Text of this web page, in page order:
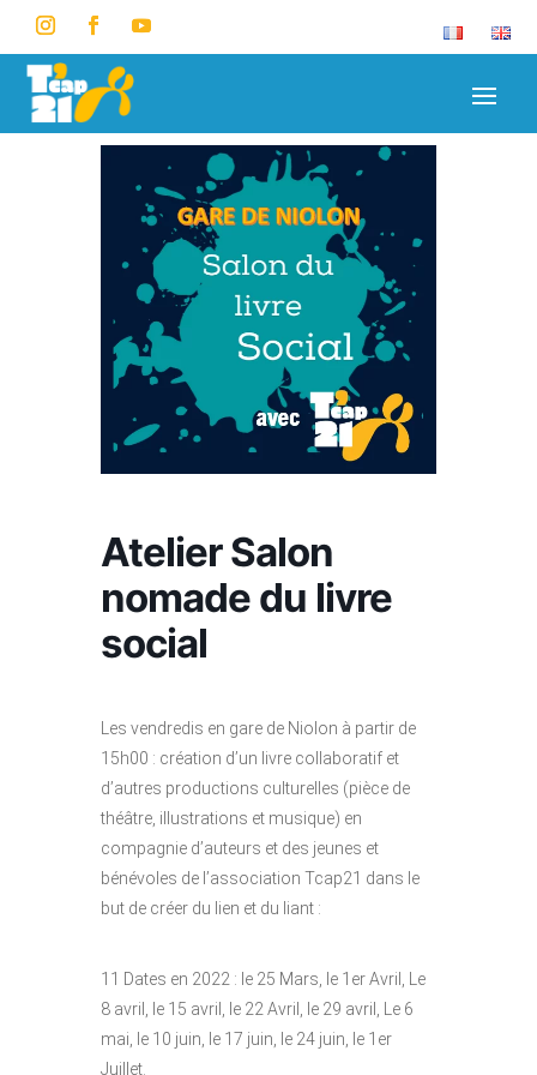
Atelier Salon
nomade du livre
social
Les vendredis en gare de Niolon à partir de
15h00 : création d’un livre collaboratif et
d’autres productions culturelles (pièce de
théâtre, illustrations et musique) en
compagnie d’auteurs et des jeunes et
bénévoles de l’association Tcap21 dans le
but de créer du lien et du liant :
11 Dates en 2022 : le 25 Mars, le 1er Avril, Le
8 avril, le 15 avril, le 22 Avril, le 29 avril, Le 6
mai, le 10 juin, le 17 juin, le 24 juin, le 1er
Juillet.